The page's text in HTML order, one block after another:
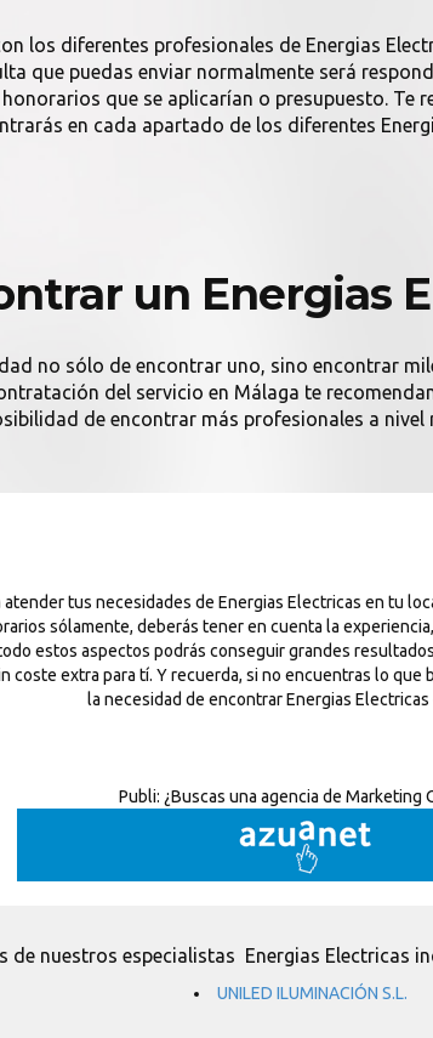
los diferentes profesionales de Energias
que puedas enviar normalmente será
que se aplicarían o presupuesto.
en cada apartado de los diferentes
un Energias
no sólo de encontrar uno, sino encontrar
del servicio en Málaga te
de encontrar más profesionales a nivel
tus necesidades de Energias Electricas en tu
sólamente, deberás tener en cuenta la
estos aspectos podrás conseguir grandes
coste extra para tí. Y recuerda, si no encuentras lo
la necesidad de encontrar Energias Electricas
Publi: ¿Buscas una agencia de Marketing
de nuestros especialistas Energias Electricas
UNILED ILUMINACIÓN S.L.